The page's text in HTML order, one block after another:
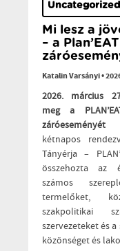
Uncategorized
Mi lesz a
– a Plan’EAT
Katalin Varsányi•
2026. március
meg a
záróeseményét
kétnapos
Tányérja –
összehozta az
számos
termelőket,
szakpolitikai
szervezeteket és
közönséget és